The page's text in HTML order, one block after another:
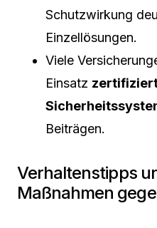
Schutzwirkung
Einzellösungen.
Viele
Einsatz
Beiträgen.
Verhaltenstipps
Maßnahmen